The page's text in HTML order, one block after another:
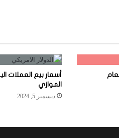
أسعار بيع العملات
الموازي
ديسمبر 5, 2024